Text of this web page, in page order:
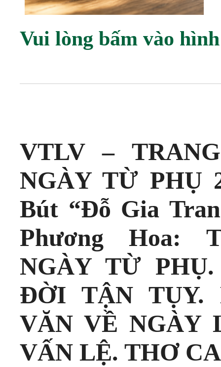
Vui lòng bấm vào
VTLV –
NGÀY TỪ PHỤ
Bút “Đỗ Gia
Phương Hoa:
NGÀY TỪ
ĐỜI TẬN TỤY.
VĂN VỀ NGÀY
VẤN LỆ. THƠ